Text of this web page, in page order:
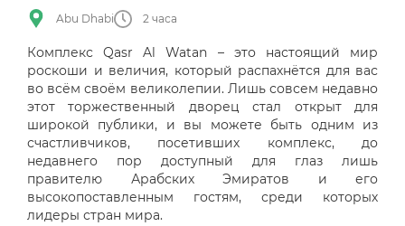
Abu Dhabi 2 часа
Комплекс Qasr Al Watan – это настоящий мир
роскоши и величия, который распахнётся для вас
во всём своём великолепии. Лишь совсем недавно
этот торжественный дворец стал открыт для
широкой публики, и вы можете быть одним из
счастливчиков, посетивших комплекс, до
недавнего пор доступный для глаз лишь
правителю Арабских Эмиратов и его
высокопоставленным гостям, среди которых
лидеры стран мира.